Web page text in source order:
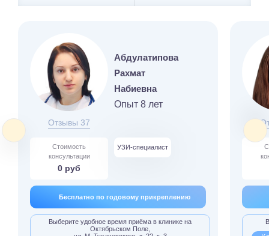
Отзывы 37
Абдулатипова
Рахмат
Набиевна
Опыт 8 лет
Стоимость
консультации
0 руб
УЗИ-специалист
Бесплатно по годовому прикреплению
Выберите удобное время приёма в клинике на
Октябрьском Поле,